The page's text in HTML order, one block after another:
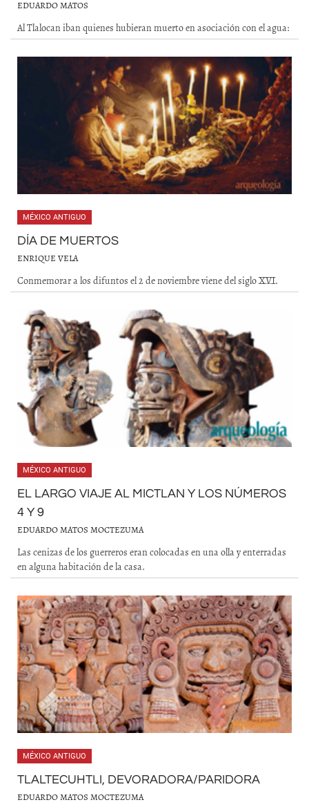
EDUARDO MATOS
Al Tlalocan iban quienes hubieran muerto en asociación con el agua:
MÉXICO ANTIGUO
DÍA DE MUERTOS
ENRIQUE VELA
Conmemorar a los difuntos el 2 de noviembre viene del siglo XVI.
MÉXICO ANTIGUO
EL LARGO VIAJE AL MICTLAN Y LOS NÚMEROS
4 Y 9
EDUARDO MATOS MOCTEZUMA
Las cenizas de los guerreros eran colocadas en una olla y enterradas
en alguna habitación de la casa.
MÉXICO ANTIGUO
TLALTECUHTLI, DEVORADORA/PARIDORA
EDUARDO MATOS MOCTEZUMA